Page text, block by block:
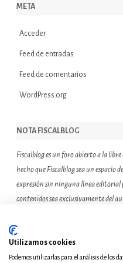
META
Acceder
Feed de entradas
Feed de comentarios
WordPress.org
NOTA FISCALBLOG
Fiscalblog es un foro abierto a la
hecho que Fiscalblog sea un
expresión sin ninguna línea editorial
contenidos sea exclusivamente del
ello suponga que el resto de
compartan las reflexiones u opiniones
Utilizamos cookies
Podemos utilizarlas para el análisis de los